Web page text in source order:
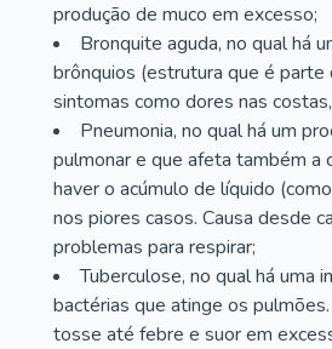
produção de muco em excesso;
Bronquite aguda, no qual há
brônquios (estrutura que é parte
sintomas como dores nas
Pneumonia, no qual há um
pulmonar e que afeta também a
haver o acúmulo de líquido
nos piores casos. Causa desde
problemas para respirar;
Tuberculose, no qual há uma
bactérias que atinge os
tosse até febre e suor em